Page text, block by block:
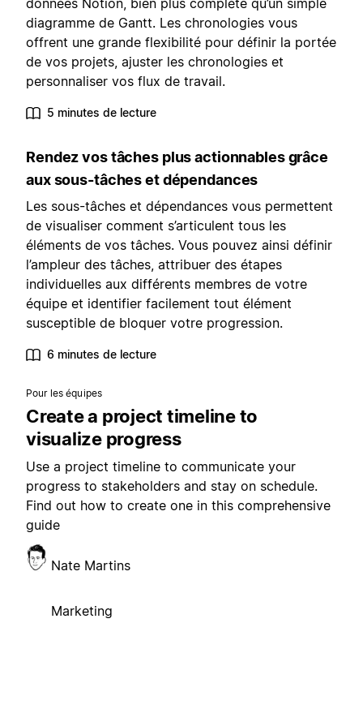
données Notion, bien plus complète qu’un simple
diagramme de Gantt. Les chronologies vous
offrent une grande flexibilité pour définir la portée
de vos projets, ajuster les chronologies et
personnaliser vos flux de travail.
5 minutes de lecture
Rendez vos tâches plus actionnables grâce
aux sous-tâches et dépendances
Les sous-tâches et dépendances vous permettent
de visualiser comment s’articulent tous les
éléments de vos tâches. Vous pouvez ainsi définir
l’ampleur des tâches, attribuer des étapes
individuelles aux différents membres de votre
équipe et identifier facilement tout élément
susceptible de bloquer votre progression.
6 minutes de lecture
Pour les équipes
Create a project timeline to
visualize progress
Use a project timeline to communicate your
progress to stakeholders and stay on schedule.
Find out how to create one in this comprehensive
guide
Nate Martins
Marketing